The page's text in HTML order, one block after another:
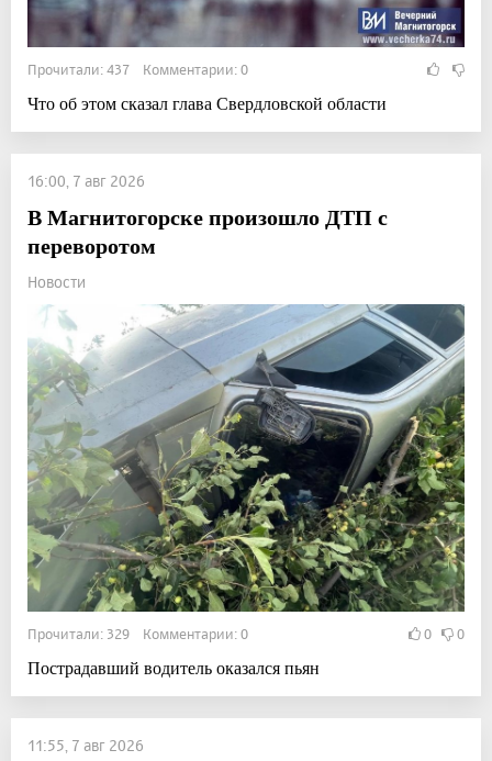
Прочитали: 437 Комментарии: 0
Что об этом сказал глава Свердловской области
16:00, 7 авг 2026
В Магнитогорске произошло ДТП с
переворотом
Новости
Прочитали: 329 Комментарии: 0 0 0
Пострадавший водитель оказался пьян
11:55, 7 авг 2026